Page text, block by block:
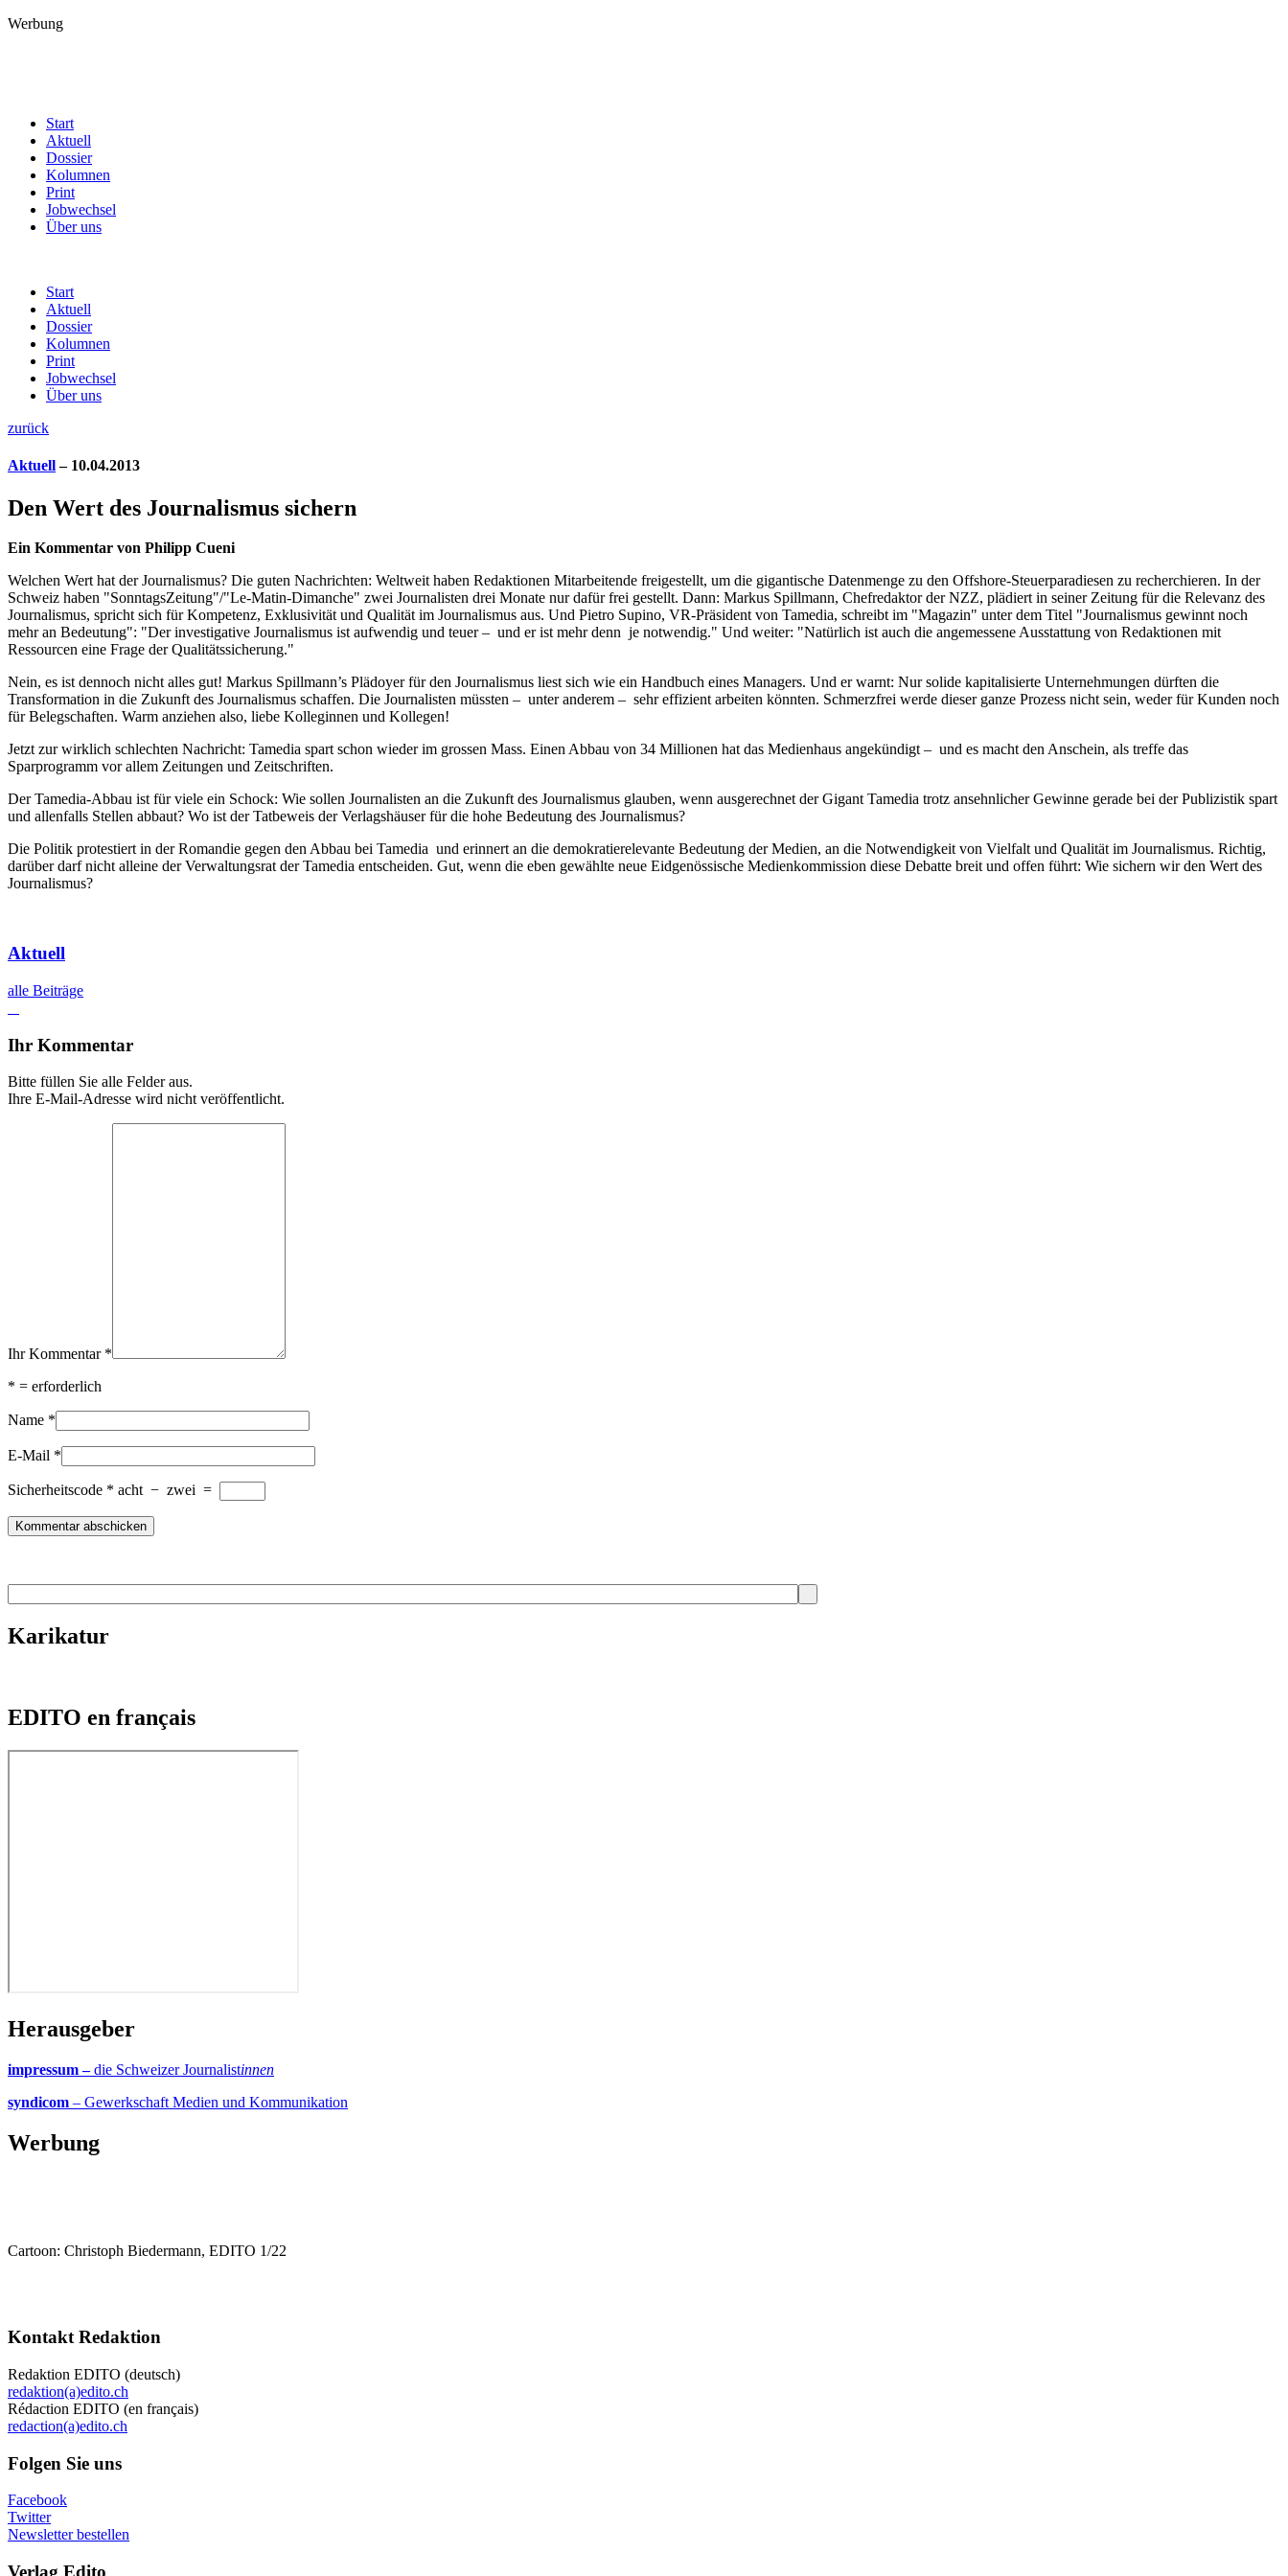
Werbung
Start
Aktuell
Dossier
Kolumnen
Print
Jobwechsel
Über uns
Start
Aktuell
Dossier
Kolumnen
Print
Jobwechsel
Über uns
zurück
Aktuell– 10.04.2013
Den Wert des Journalismus sichern
Ein Kommentar von Philipp Cueni
Welchen Wert hat der Journalismus? Die guten Nachrichten: Weltweit ­haben Redaktionen Mitarbeitende freigestellt, um die gigantische Datenmenge zu den Offshore-Steuerparadiesen zu recherchieren. In der
Schweiz haben "SonntagsZeitung"/"Le-Matin-Dimanche" zwei Journalisten drei Monate nur dafür frei gestellt. Dann: Markus Spillmann, Chef­redaktor der NZZ, plädiert in seiner Zeitung für die Relevanz des
Journalismus, spricht sich für Kompetenz, Exklusivität und Qualität im Journalismus aus. Und Pietro Supino, VR-Präsident von Tamedia, schreibt im "Magazin" unter dem Titel "Journalismus gewinnt noch
mehr an ­Bedeutung": "Der investigative Journalismus ist aufwendig und teuer – und er ist mehr denn je notwendig." Und weiter: "Natürlich ist auch die angemessene Ausstattung von Redaktionen mit
Ressourcen eine Frage der Qualitätssicherung."
Nein, es ist dennoch nicht alles gut! Markus Spillmann’s Plädoyer für den Journalismus liest sich wie ein Handbuch eines Managers. Und er warnt: Nur solide kapitalisierte Unternehmungen dürften die
Transformation in die Zukunft des Journalismus schaffen. Die Journalisten müssten – unter anderem – sehr effizient arbeiten könnten. Schmerzfrei werde dieser ganze Prozess nicht sein, weder für Kunden noch
für Belegschaften. Warm ­anziehen also, liebe Kolleginnen und Kollegen!
Jetzt zur wirklich schlechten Nachricht: Tamedia spart schon wieder im grossen Mass. Einen Abbau von 34 Millionen hat das Medienhaus angekündigt – und es macht den Anschein, als treffe das
Sparprogramm vor allem Zeitungen und Zeitschriften.
Der Tamedia-Abbau ist für viele ein Schock: Wie sollen Journalisten an die Zukunft des Journalismus glauben, wenn ausgerechnet der Gigant Tamedia trotz ansehnlicher Gewinne gerade bei der Publizistik spart
und allenfalls Stellen abbaut? Wo ist der Tatbeweis der Verlagshäuser für die hohe Bedeutung des Journalismus?
Die Politik protestiert in der Romandie gegen den Abbau bei Tamedia und erinnert an die demokratierelevante Bedeutung der Medien, an die Notwendigkeit von Vielfalt und Qualität im Journalismus. Richtig,
darüber darf nicht alleine der Verwaltungsrat der Tamedia entscheiden. Gut, wenn die eben gewählte neue Eidgenössische Medienkommission diese Debatte breit und offen führt: Wie sichern wir den Wert des
Journalismus?
Aktuell
alle Beiträge
Ihr Kommentar
Bitte füllen Sie alle Felder aus.
Ihre E-Mail-Adresse wird nicht veröffentlicht.
Ihr Kommentar *
* = erforderlich
Name *
E-Mail *
Sicherheitscode * acht − zwei =
Karikatur
EDITO en français
Herausgeber
impressum –die Schweizer Journalistinnen
syndicom – Gewerkschaft Medien und Kommunikation
Werbung
Cartoon: Christoph Biedermann, EDITO 1/22
Kontakt Redaktion
Redaktion EDITO (deutsch)
redaktion(a)edito.ch
Rédaction EDITO (en français)
redaction(a)edito.ch
Folgen Sie uns
Facebook
Twitter
Newsletter bestellen
Verlag Edito